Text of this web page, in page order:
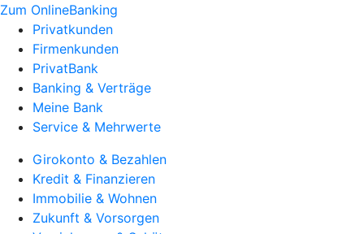
Zum OnlineBanking
Privatkunden
Firmenkunden
PrivatBank
Banking & Verträge
Meine Bank
Service & Mehrwerte
Girokonto & Bezahlen
Kredit & Finanzieren
Immobilie & Wohnen
Zukunft & Vorsorgen